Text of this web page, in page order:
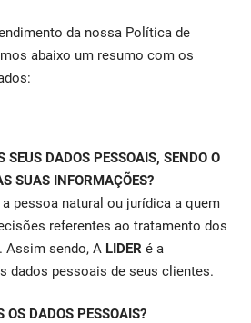
da nossa Política de
abaixo um resumo com os
SEUS DADOS PESSOAIS, SENDO O
SUAS INFORMAÇÕES?
pessoa natural ou jurídica a quem
referentes ao tratamento dos
Assim sendo, A LIDER é a
dados pessoais de seus clientes.
DADOS PESSOAIS?